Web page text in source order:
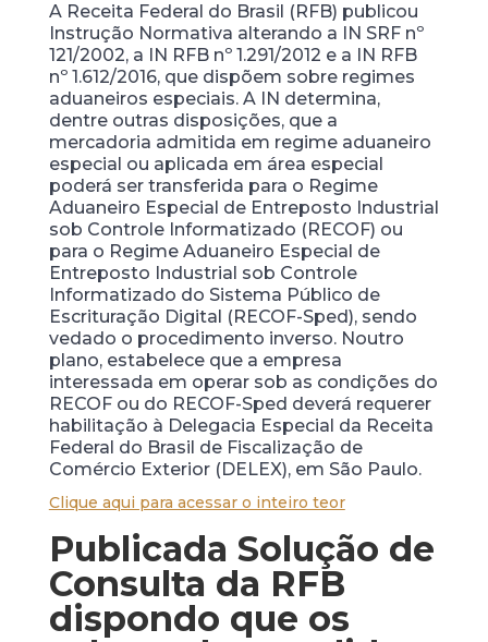
A Receita Federal do Brasil (RFB) publicou
Instrução Normativa alterando a IN SRF nº
121/2002, a IN RFB nº 1.291/2012 e a IN RFB
nº 1.612/2016, que dispõem sobre regimes
aduaneiros especiais. A IN determina,
dentre outras disposições, que a
mercadoria admitida em regime aduaneiro
especial ou aplicada em área especial
poderá ser transferida para o Regime
Aduaneiro Especial de Entreposto Industrial
sob Controle Informatizado (RECOF) ou
para o Regime Aduaneiro Especial de
Entreposto Industrial sob Controle
Informatizado do Sistema Público de
Escrituração Digital (RECOF-Sped), sendo
vedado o procedimento inverso. Noutro
plano, estabelece que a empresa
interessada em operar sob as condições do
RECOF ou do RECOF-Sped deverá requerer
habilitação à Delegacia Especial da Receita
Federal do Brasil de Fiscalização de
Comércio Exterior (DELEX), em São Paulo.
Clique aqui para acessar o inteiro teor
Publicada Solução de
Consulta da RFB
dispondo que os